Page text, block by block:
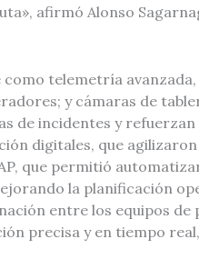
afirmó Alonso
telemetría
y cámaras de
de incidentes y
digitales, que
que permitió
la planificación
entre los equipos de
precisa y en tiempo